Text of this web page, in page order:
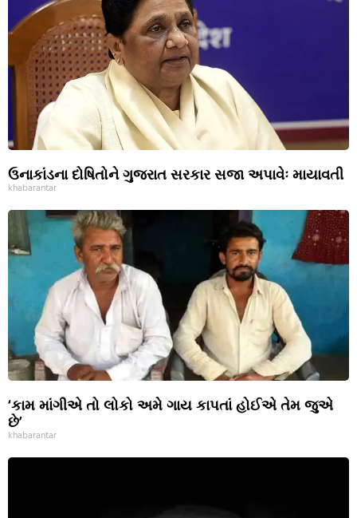
ઉનાકાંડના દોષિતોને ગુજરાત સરકાર સજા અપાવેઃ માયાવતી
khabarantar
‘કામ માંગીએ તો લોકો અમે ગાય કાપતાં હોઈએ તેમ જુએ
છે’
khabarantar